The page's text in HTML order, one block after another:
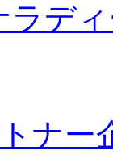
ラデ
ナー